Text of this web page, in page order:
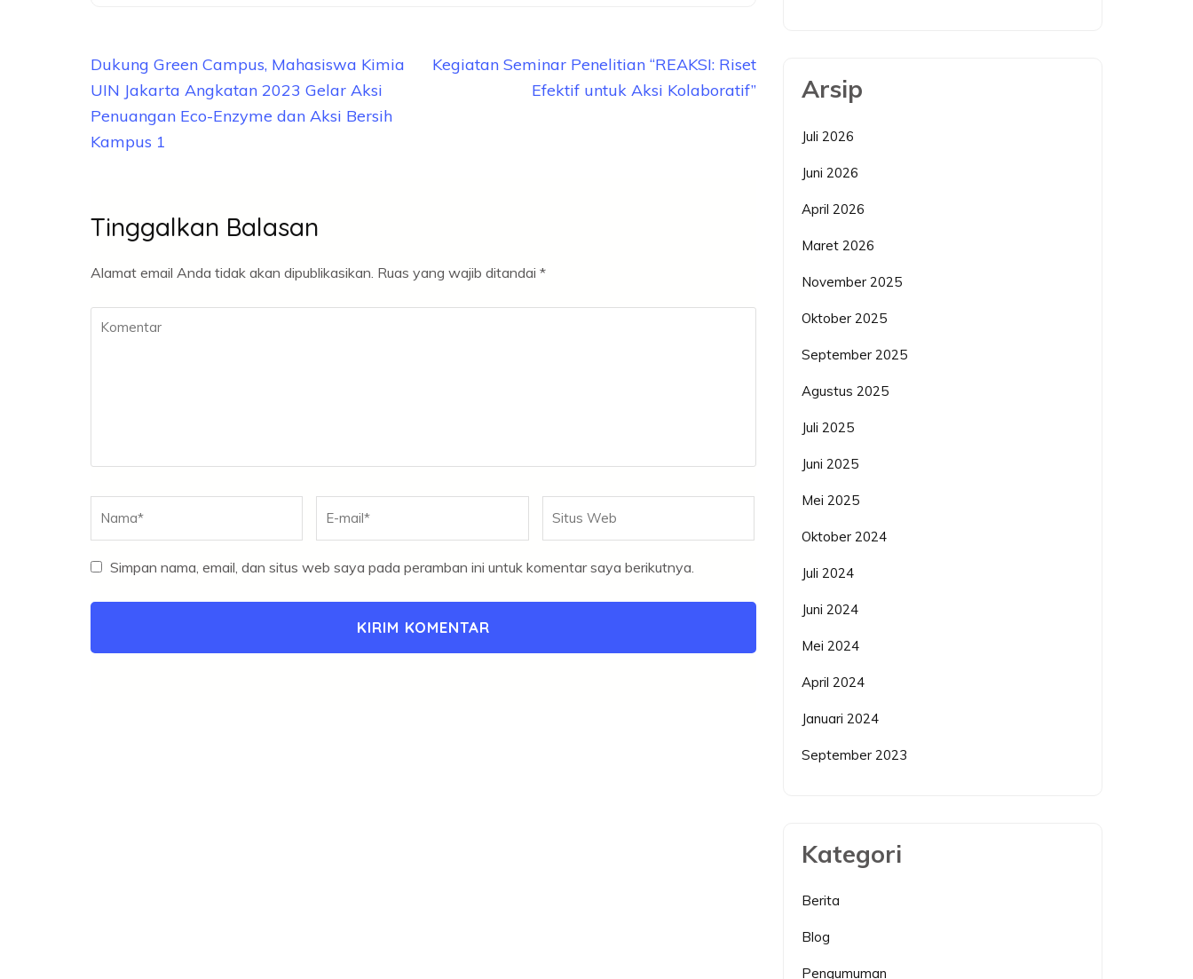
Navigasi
pos
Dukung Green Campus, Mahasiswa Kimia
UIN Jakarta Angkatan 2023 Gelar Aksi
Penuangan Eco-Enzyme dan Aksi Bersih
Kampus 1
Kegiatan Seminar Penelitian “REAKSI: Riset
Efektif untuk Aksi Kolaboratif”
Tinggalkan Balasan
Alamat email Anda tidak akan dipublikasikan. Ruas yang wajib ditandai *
Komentar
Simpan nama, email, dan situs web saya pada peramban ini untuk komentar saya berikutnya.
Arsip
Juli 2026
Juni 2026
April 2026
Maret 2026
November 2025
Oktober 2025
September 2025
Agustus 2025
Juli 2025
Juni 2025
Mei 2025
Oktober 2024
Juli 2024
Juni 2024
Mei 2024
April 2024
Januari 2024
September 2023
Kategori
Berita
Blog
Pengumuman